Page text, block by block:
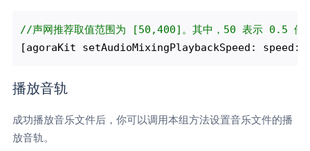
//声网推荐取值范围为 [50,400]。其中，50 表示 0.5 倍
[agoraKit setAudioMixingPlaybackSpeed: speed:
播放音轨
成功播放音乐文件后，你可以调用本组方法设置音乐文件的播
放音轨。